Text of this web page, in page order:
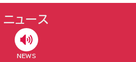
ニュース
NEWS